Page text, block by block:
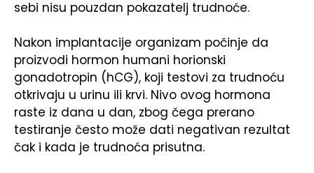
sebi nisu pouzdan pokazatelj trudnoće.
Nakon implantacije organizam počinje da
proizvodi hormon humani horionski
gonadotropin (hCG), koji testovi za trudnoću
otkrivaju u urinu ili krvi. Nivo ovog hormona
raste iz dana u dan, zbog čega prerano
testiranje često može dati negativan rezultat
čak i kada je trudnoća prisutna.